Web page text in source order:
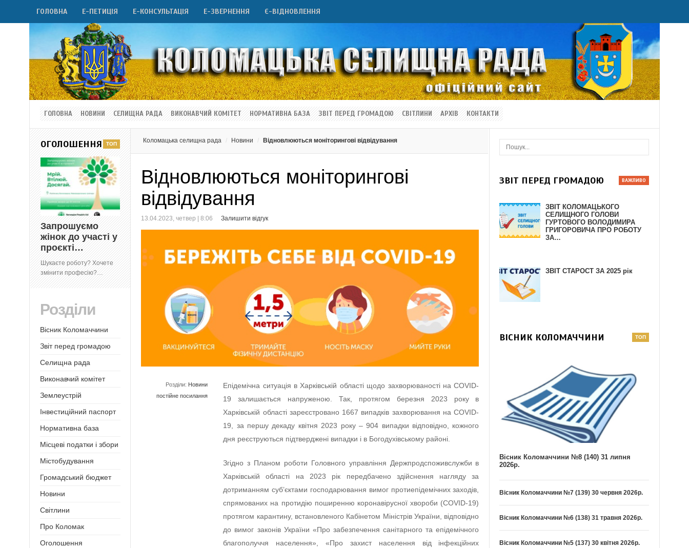
ГОЛОВНА Е-ПЕТИЦІЯ Е-КОНСУЛЬТАЦІЯ Е-ЗВЕРНЕННЯ Є-ВІДНОВЛЕННЯ
ГОЛОВНА НОВИНИ СЕЛИЩНА РАДА ВИКОНАВЧИЙ КОМІТЕТ НОРМАТИВНА БАЗА ЗВІТ ПЕРЕД ГРОМАДОЮ СВІТЛИНИ АРХІВ КОНТАКТИ
Коломацька селищна рада Новини Відновлюються моніторингові відвідування
Відновлюються моніторингові
відвідування
13.04.2023, четвер | 8:06 Залишити відгук
Розділи: Новини
постійне посилання
Епідемічна ситуація в Харківській області щодо захворюваності на COVID-
19 залишається напруженою. Так, протягом березня 2023 року в
Харківській області зареєстровано 1667 випадків захворювання на COVID-
19, за першу декаду квітня 2023 року – 904 випадки відповідно, кожного
дня реєструються підтверджені випадки і в Богодухівському районі.
Згідно з Планом роботи Головного управління Держпродспоживслужби в
Харківській області на 2023 рік передбачено здійснення нагляду за
дотриманням суб’єктами господарювання вимог протиепідемічних заходів,
спрямованих на протидію поширенню коронавірусної хвороби (COVID-19)
протягом карантину, встановленого Кабінетом Міністрів України, відповідно
до вимог законів України «Про забезпечення санітарного та епідемічного
благополуччя населення», «Про захист населення від інфекційних
ОГОЛОШЕННЯ
Запрошуємо
жінок до участі у
проєкті…
Шукаєте роботу? Хочете
змінити професію?…
Розділи
Вісник Коломаччини
Звіт перед громадою
Селищна рада
Виконавчий комітет
Землеустрій
Інвестиційний паспорт
Нормативна база
Місцеві податки і збори
Містобудування
Громадський бюджет
Новини
Світлини
Про Коломак
Оголошення
ЗВІТ ПЕРЕД ГРОМАДОЮ
ЗВІТ КОЛОМАЦЬКОГО
СЕЛИЩНОГО ГОЛОВИ
ГУРТОВОГО ВОЛОДИМИРА
ГРИГОРОВИЧА ПРО РОБОТУ
ЗА…
ЗВІТ СТАРОСТ ЗА 2025 рік
ВІСНИК КОЛОМАЧЧИНИ
Вісник Коломаччини №8 (140) 31 липня
2026р.
Вісник Коломаччини №7 (139) 30 червня 2026р.
Вісник Коломаччини №6 (138) 31 травня 2026р.
Вісник Коломаччини №5 (137) 30 квітня 2026р.